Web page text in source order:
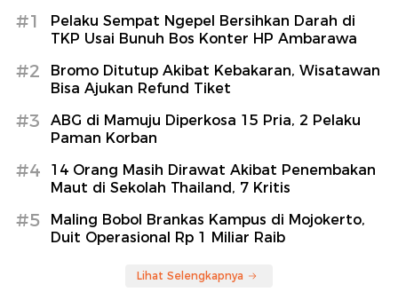
#1
Pelaku Sempat Ngepel Bersihkan Darah di
TKP Usai Bunuh Bos Konter HP Ambarawa
#2
Bromo Ditutup Akibat Kebakaran, Wisatawan
Bisa Ajukan Refund Tiket
#3
ABG di Mamuju Diperkosa 15 Pria, 2 Pelaku
Paman Korban
#4
14 Orang Masih Dirawat Akibat Penembakan
Maut di Sekolah Thailand, 7 Kritis
#5
Maling Bobol Brankas Kampus di Mojokerto,
Duit Operasional Rp 1 Miliar Raib
Lihat Selengkapnya